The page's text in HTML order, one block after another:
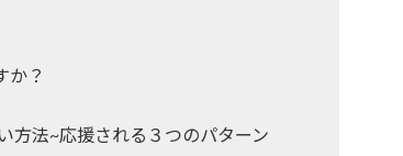
か？
方法~応援される３つのパターン